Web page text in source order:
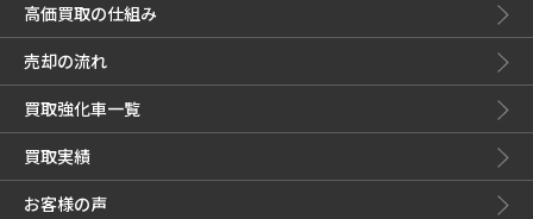
高価買取の仕組み
売却の流れ
買取強化車一覧
買取実績
お客様の声